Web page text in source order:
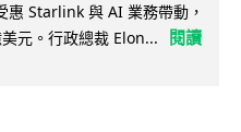
惠 Starlink 與 AI 業務帶動，
元。行政總裁 Elon...
閱讀